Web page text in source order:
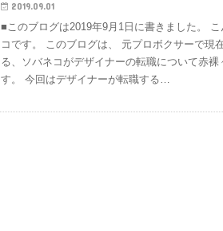
2019.09.01
■このブログは2019年9月1日に書きました。
コです。 このブログは、 元プロボクサーで現
る、ソバネコがデザイナーの転職について赤
す。 今回はデザイナーが転職する…